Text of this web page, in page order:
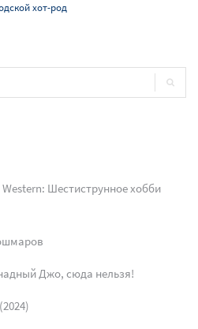
хот-род
Шестиструнное хобби
Джо, сюда нельзя!